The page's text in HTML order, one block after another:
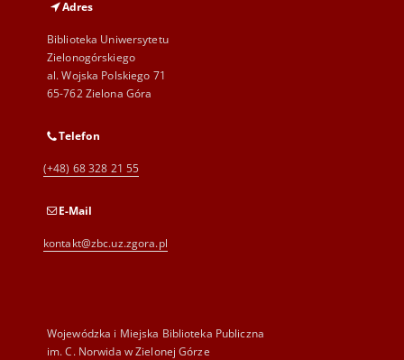
Adres
Biblioteka Uniwersytetu
Zielonogórskiego
al. Wojska Polskiego 71
65-762 Zielona Góra
Telefon
(+48) 68 328 21 55
E-Mail
kontakt@zbc.uz.zgora.pl
Wojewódzka i Miejska Biblioteka Publiczna
im. C. Norwida w Zielonej Górze